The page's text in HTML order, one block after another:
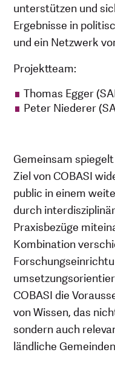
unterstützen und
Ergebnisse in
und ein Netzwerk
Projektteam:
Thomas Egger
Peter Niederer
Gemeinsam
Ziel von COBASI
public in einem
durch
Praxisbezüge
Kombination
COBASI die
von Wissen, das
sondern auch
ländliche